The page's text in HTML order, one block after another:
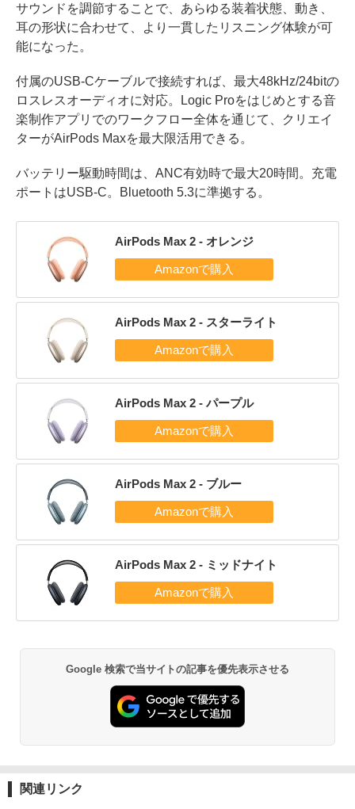
サウンドを調節することで、あらゆる装着状態、動き、
耳の形状に合わせて、より一貫したリスニング体験が可
能になった。
付属のUSB-Cケーブルで接続すれば、最大48kHz/24bitの
ロスレスオーディオに対応。Logic Proをはじめとする音
楽制作アプリでのワークフロー全体を通じて、クリエイ
ターがAirPods Maxを最大限活用できる。
バッテリー駆動時間は、ANC有効時で最大20時間。充電
ポートはUSB-C。Bluetooth 5.3に準拠する。
AirPods Max 2 - オレンジ
AirPods Max 2 - スターライト
AirPods Max 2 - パープル
AirPods Max 2 - ブルー
AirPods Max 2 - ミッドナイト
Google 検索で当サイトの記事を優先表示させる
関連リンク